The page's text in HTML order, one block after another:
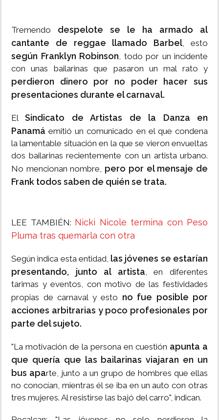
Tremendo despelote se le ha armado al
cantante de reggae llamado Barbel, esto
según Franklyn Robinson, todo por un incidente
con unas bailarinas que pasaron un mal rato y
perdieron dinero por no poder hacer sus
presentaciones durante el carnaval.
ElSindicato de Artistas de la Danza en
Panamá emitió un comunicado en el que condena
la lamentable situación en la que se vieron envueltas
dos bailarinas recientemente con un artista urbano.
No mencionan nombre, pero por el mensaje de
Frank todos saben de quién se trata.
LEE TAMBIÉN: Nicki Nicole termina con Peso
Pluma tras quemarla con otra
Según indica esta entidad, las jóvenes se estarían
presentando, junto al artista, en diferentes
tarimas y eventos, con motivo de las festividades
propias de carnaval y esto no fue posible por
acciones arbitrarias y poco profesionales por
parte del sujeto.
"La motivación de la persona en cuestión apunta a
que quería que las bailarinas viajaran en un
bus aparte, junto a un grupo de hombres que ellas
no conocían, mientras él se iba en un auto con otras
tres mujeres. Al resistirse las bajó del carro", indican.